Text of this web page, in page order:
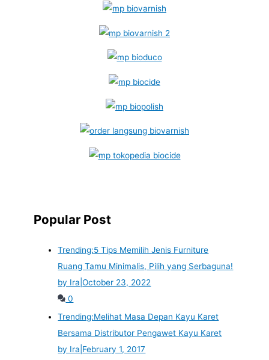
Popular Post
Trending:5 Tips Memilih Jenis Furniture
Ruang Tamu Minimalis, Pilih yang Serbaguna!
by Ira |October 23, 2022
0
Trending:Melihat Masa Depan Kayu Karet
Bersama Distributor Pengawet Kayu Karet
by Ira February 1, 2017